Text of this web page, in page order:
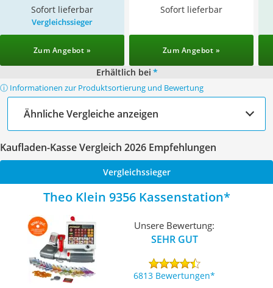
Sofort lieferbar Sofort lieferbar
Vergleichssieger
Zum Angebot » Zum Angebot »
Erhältlich bei *
ⓘ Informationen zur Produktsortierung und Bewertung
Ähnliche Vergleiche anzeigen
Kaufladen-Kasse Vergleich 2026 Empfehlungen
Vergleichssieger
Theo Klein 9356 Kassenstation
Unsere Bewertung:
SEHR GUT
6813 Bewertungen